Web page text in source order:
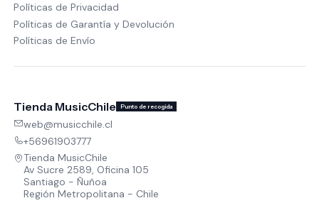
Políticas de Privacidad
Políticas de Garantía y Devolución
Políticas de Envío
Tienda MusicChile Punto de recogida
web@musicchile.cl
+56961903777
Tienda MusicChile
Av Sucre 2589, Oficina 105
Santiago - Ñuñoa
Región Metropolitana - Chile